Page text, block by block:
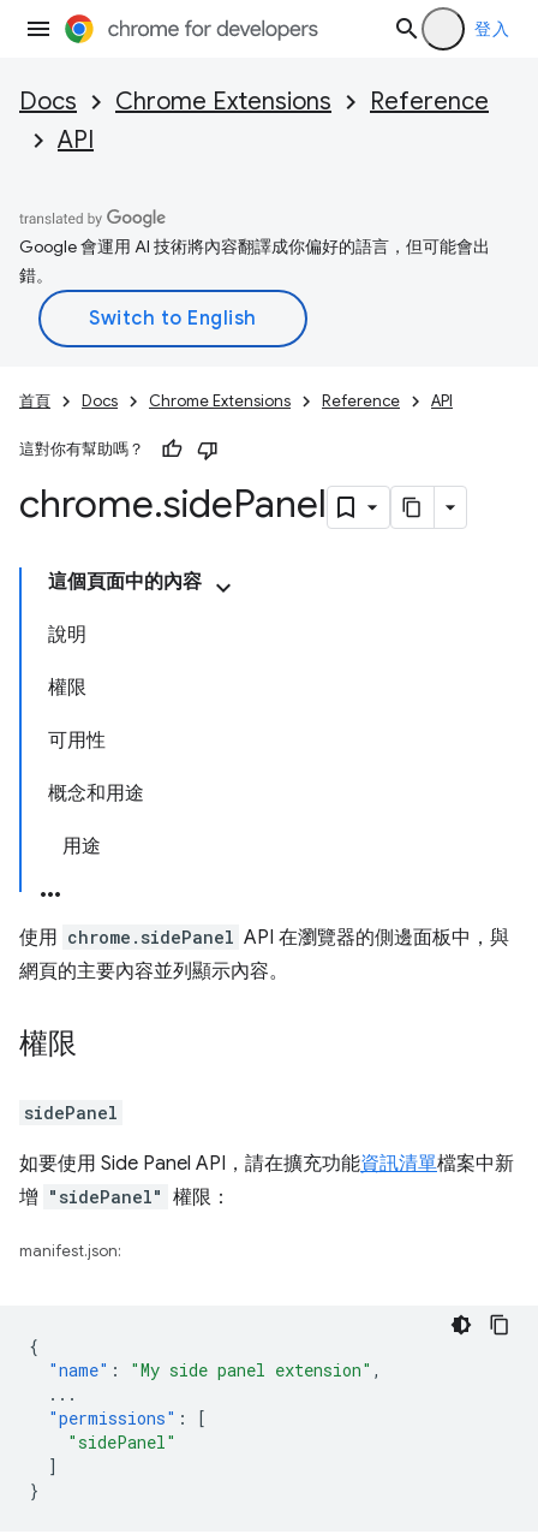
登入
Docs Chrome Extensions
Reference
API
Google 會運用 AI 技術將內容翻譯成你偏好的語言，但可能會出
錯。
首頁 Docs Chrome Extensions Reference API
這對你有幫助嗎？
chrome.sidePanel
這個頁面中的內容
說明
權限
可用性
概念和用途
用途
使用 chrome.sidePanel API 在瀏覽器的側邊面板中，與
網頁的主要內容並列顯示內容。
權限
sidePanel
如要使用 Side Panel API，請在擴充功能資訊清單檔案中新
增 "sidePanel" 權限：
manifest.json:
{
"name" : "My side panel extension" ,
...
"permissions" :
[
"sidePanel"
]
}